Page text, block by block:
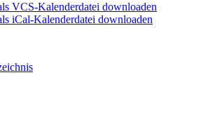
VCS-Kalenderdatei downloaden
iCal-Kalenderdatei downloaden